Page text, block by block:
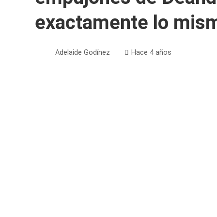
exactamente lo
Adelaide Godínez Hace 4 años